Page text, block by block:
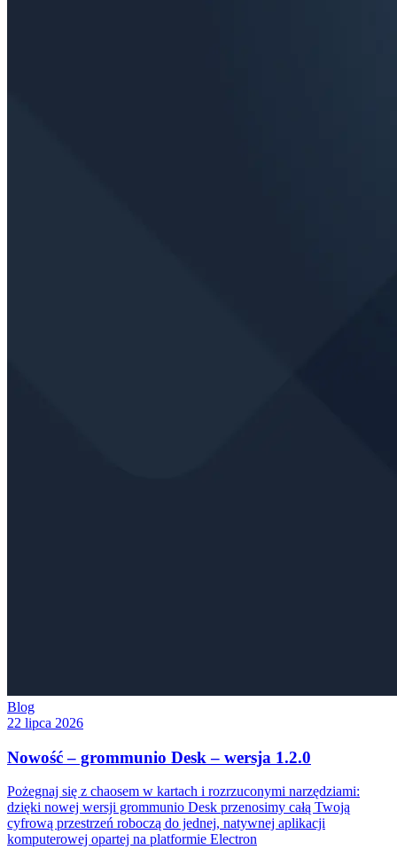
Blog
22 lipca 2026
Nowość – grommunio Desk – wersja 1.2.0
Pożegnaj się z chaosem w kartach i rozrzuconymi narzędziami:
dzięki nowej wersji grommunio Desk przenosimy całą Twoją
cyfrową przestrzeń roboczą do jednej, natywnej aplikacji
komputerowej opartej na platformie Electron